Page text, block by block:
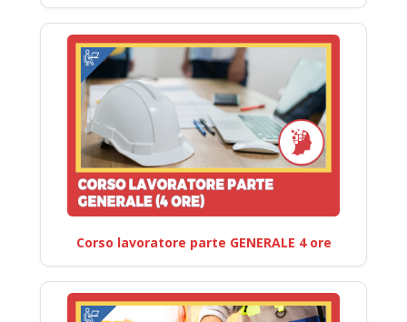
Corso lavoratore parte GENERALE 4 ore